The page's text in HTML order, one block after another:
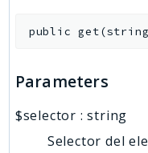
public get(
Parameters
$selector :string
Selector del